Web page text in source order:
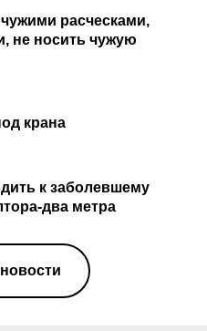
расческами,
не носить чужую
крана
к заболевшему
два метра